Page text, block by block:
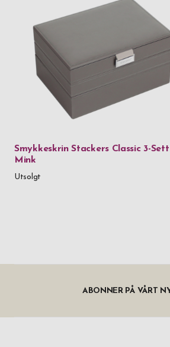
Smykkeskrin Stackers Classic 3-Sett
Mink
Utsolgt
ABONNER PÅ VÅRT